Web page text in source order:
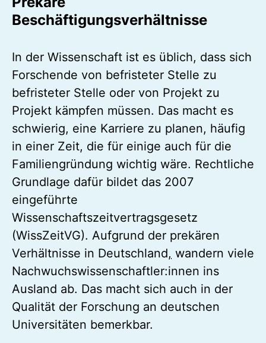
Beschäftigungsverhältnisse
In der Wissenschaft ist es üblich, dass sich
Forschende von befristeter Stelle zu
befristeter Stelle oder von Projekt zu
Projekt kämpfen müssen. Das macht es
schwierig, eine Karriere zu planen, häufig
in einer Zeit, die für einige auch für die
Familiengründung wichtig wäre. Rechtliche
Grundlage dafür bildet das 2007
eingeführte
Wissenschaftszeitvertragsgesetz
(WissZeitVG). Aufgrund der prekären
Verhältnisse in Deutschland, wandern viele
Nachwuchswissenschaftler:innen ins
Ausland ab. Das macht sich auch in der
Qualität der Forschung an deutschen
Universitäten bemerkbar.